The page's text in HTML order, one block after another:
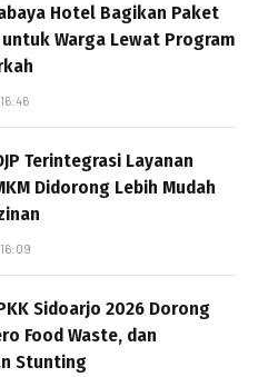
Hotel Bagikan Paket
Warga Lewat Program
Terintegrasi Layanan
Didorong Lebih Mudah
Sidoarjo 2026 Dorong
Food Waste, dan
Stunting